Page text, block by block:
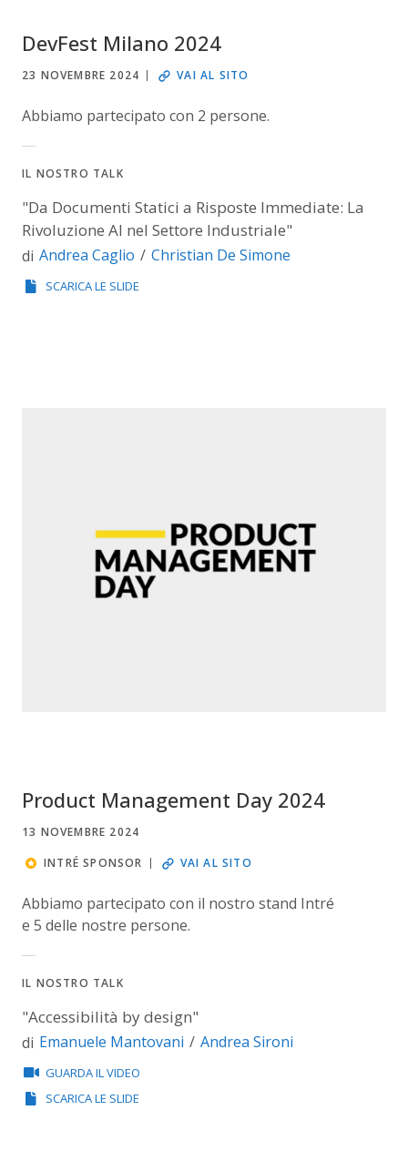
DevFest Milano 2024
23 NOVEMBRE 2024 VAI AL SITO
Abbiamo partecipato con 2 persone.
IL NOSTRO TALK
"Da Documenti Statici a Risposte Immediate: La
Rivoluzione AI nel Settore Industriale"
di Andrea Caglio Christian De Simone
SCARICA LE SLIDE
Product Management Day 2024
13 NOVEMBRE 2024
INTRÉ SPONSOR
VAI AL SITO
Abbiamo partecipato con il nostro stand Intré
e 5 delle nostre persone.
IL NOSTRO TALK
"Accessibilità by design"
di Emanuele Mantovani Andrea Sironi
GUARDA IL VIDEO
SCARICA LE SLIDE